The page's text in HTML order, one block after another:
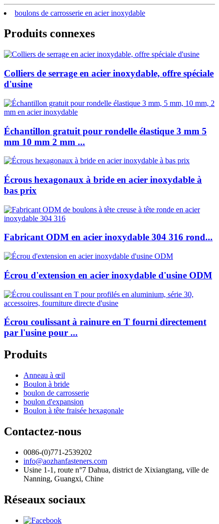
boulons de carrosserie en acier inoxydable
Produits connexes
Colliers de serrage en acier inoxydable, offre spéciale
d'usine
Échantillon gratuit pour rondelle élastique 3 mm 5
mm 10 mm 2 mm ...
Écrous hexagonaux à bride en acier inoxydable à
bas prix
Fabricant ODM en acier inoxydable 304 316 rond...
Écrou d'extension en acier inoxydable d'usine ODM
Écrou coulissant à rainure en T fourni directement
par l'usine pour ...
Produits
Anneau à œil
Boulon à bride
boulon de carrosserie
boulon d'expansion
Boulon à tête fraisée hexagonale
Contactez-nous
0086-(0)771-2539202
info@aozhanfasteners.com
Usine 1-1, route n°7 Dahua, district de Xixiangtang, ville de
Nanning, Guangxi, Chine
Réseaux sociaux